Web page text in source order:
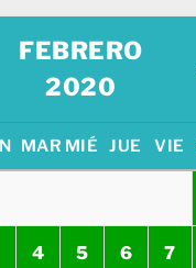
FEBRERO
2020
MAR MIÉ JUE VIE
4 5 6 7